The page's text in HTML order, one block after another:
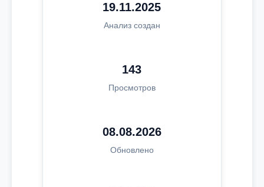
19.11.2025
Анализ создан
143
Просмотров
08.08.2026
Обновлено